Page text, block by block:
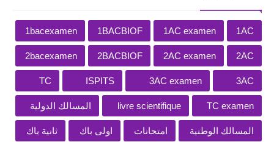
1AC
1AC examen
1BACBIOF
1bacexamen
2AC
2AC examen
2BACBIOF
2bacexamen
3AC
3AC examen
ISPITS
TC
TC examen
livre scientifique المسالك الدولية
المسالك الوطنية امتحانات اولى باك ثانية باك